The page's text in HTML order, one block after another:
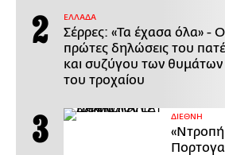
ΕΛΛΑΔΑ
Σέρρες: «Τα έχασα όλα» -
πρώτες δηλώσεις του
και συζύγου των θυμάτων
του τροχαίου
ΔΙΕΘΝΗ
«Ντροπή